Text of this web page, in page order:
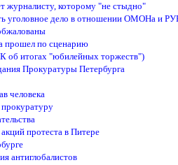
журналисту, которому "не стыдно"
уголовное дело в отношении ОМОНа и
прошел по сценарию
об итогах "юбилейных торжеств")
Прокуратуры Петербурга
человека
протеста в Питере
антиглобалистов